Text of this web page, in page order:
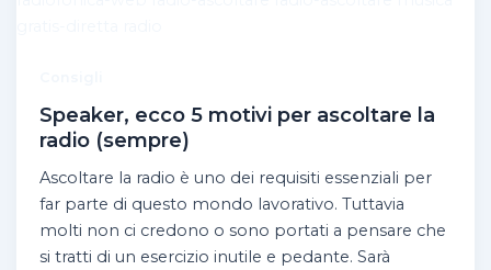
Speaker, ecco 5 motivi per ascoltare la
radio (sempre)
Ascoltare la radio è uno dei requisiti essenziali per
far parte di questo mondo lavorativo. Tuttavia
molti non ci credono o sono portati a pensare che
si tratti di un esercizio inutile e pedante. Sarà